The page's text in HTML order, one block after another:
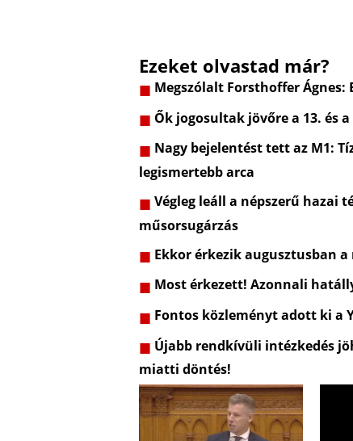
Ezeket olvastad már?
Megszólalt Forsthoffer Ágnes:
Ők jogosultak jövőre a 13. és
Nagy bejelentést tett az M1:
legismertebb arca
Végleg leáll a népszerű hazai
műsorsugárzás
Ekkor érkezik augusztusban
Most érkezett! Azonnali
Fontos közleményt adott ki a
Újabb rendkívüli intézkedés
miatti döntés!